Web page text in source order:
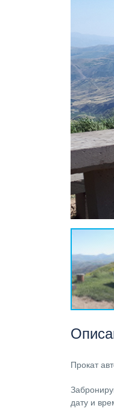
Прокат
дату и